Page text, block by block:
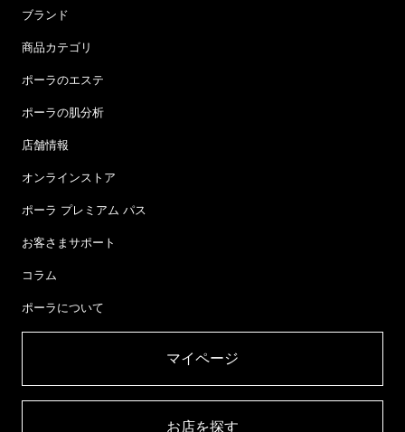
ブランド
商品カテゴリ
ポーラのエステ
ポーラの肌分析
店舗情報
オンラインストア
ポーラ プレミアム パス
お客さまサポート
コラム
ポーラについて
マイページ​
お店を探す​